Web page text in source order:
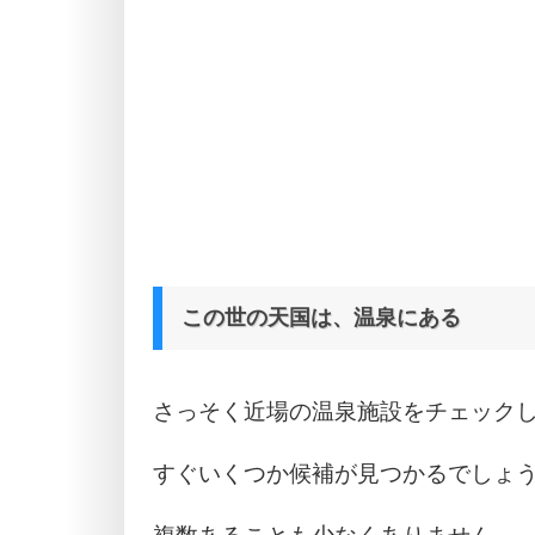
この世の天国は、温泉にある
さっそく近場の温泉施設をチェック
すぐいくつか候補が見つかるでしょう